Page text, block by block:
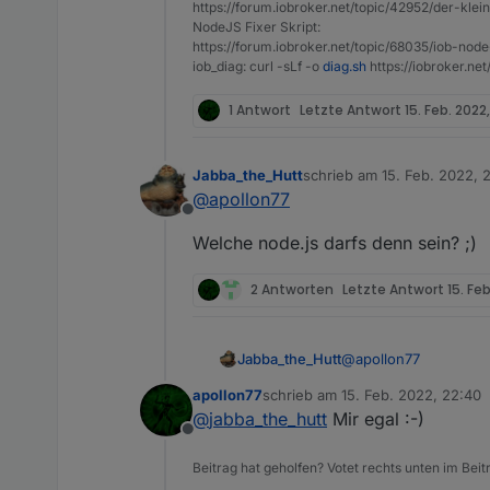
https://forum.iobroker.net/topic/42952/der-
NodeJS Fixer Skript:
https://forum.iobroker.net/topic/68035/iob-
iob_diag: curl -sLf -o diag.sh https://
1 Antwort Letzte Antwort 15. Feb.
Offline
Jabba_the_Huttschrieb am 15. Feb. 2022,
zuletzt editiert von
@apollon77
Welche node.js darfs denn sein? ;)
2 Antworten Letzte Antwort 15.
Jabba_the_Hutt@apollon77
Welche node.js darfs
Offline
apollon77schrieb am 15. Feb. 2022, 22:40
zuletzt editiert von
@jabba_the_hutt Mir egal :-)
Beitrag hat geholfen? Votet rechts unten im